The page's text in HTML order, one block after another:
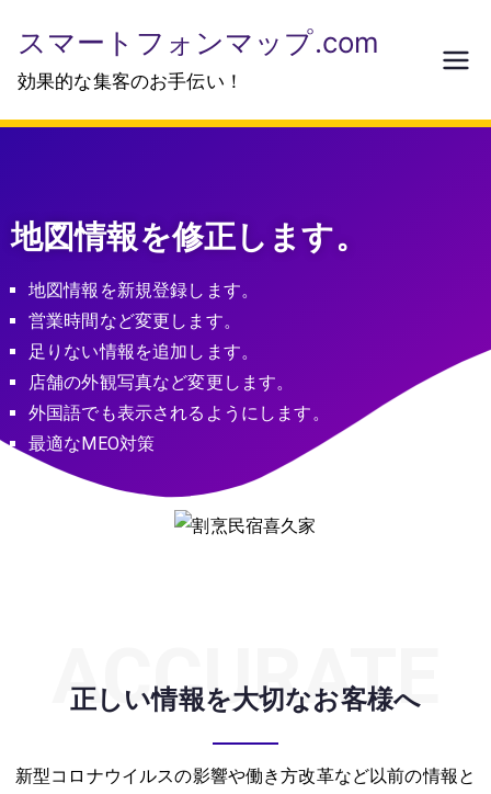
スマートフォンマップ.com
効果的な集客のお手伝い！
地図情報を修正します。
地図情報を新規登録します。
営業時間など変更します。
足りない情報を追加します。
店舗の外観写真など変更します。
外国語でも表示されるようにします。
最適なMEO対策
ACCURATE
正しい情報を大切なお客様へ
新型コロナウイルスの影響や働き方改革など以前の情報と